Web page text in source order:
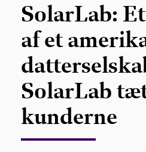
SolarLab:
af et
SolarLab
kunderne